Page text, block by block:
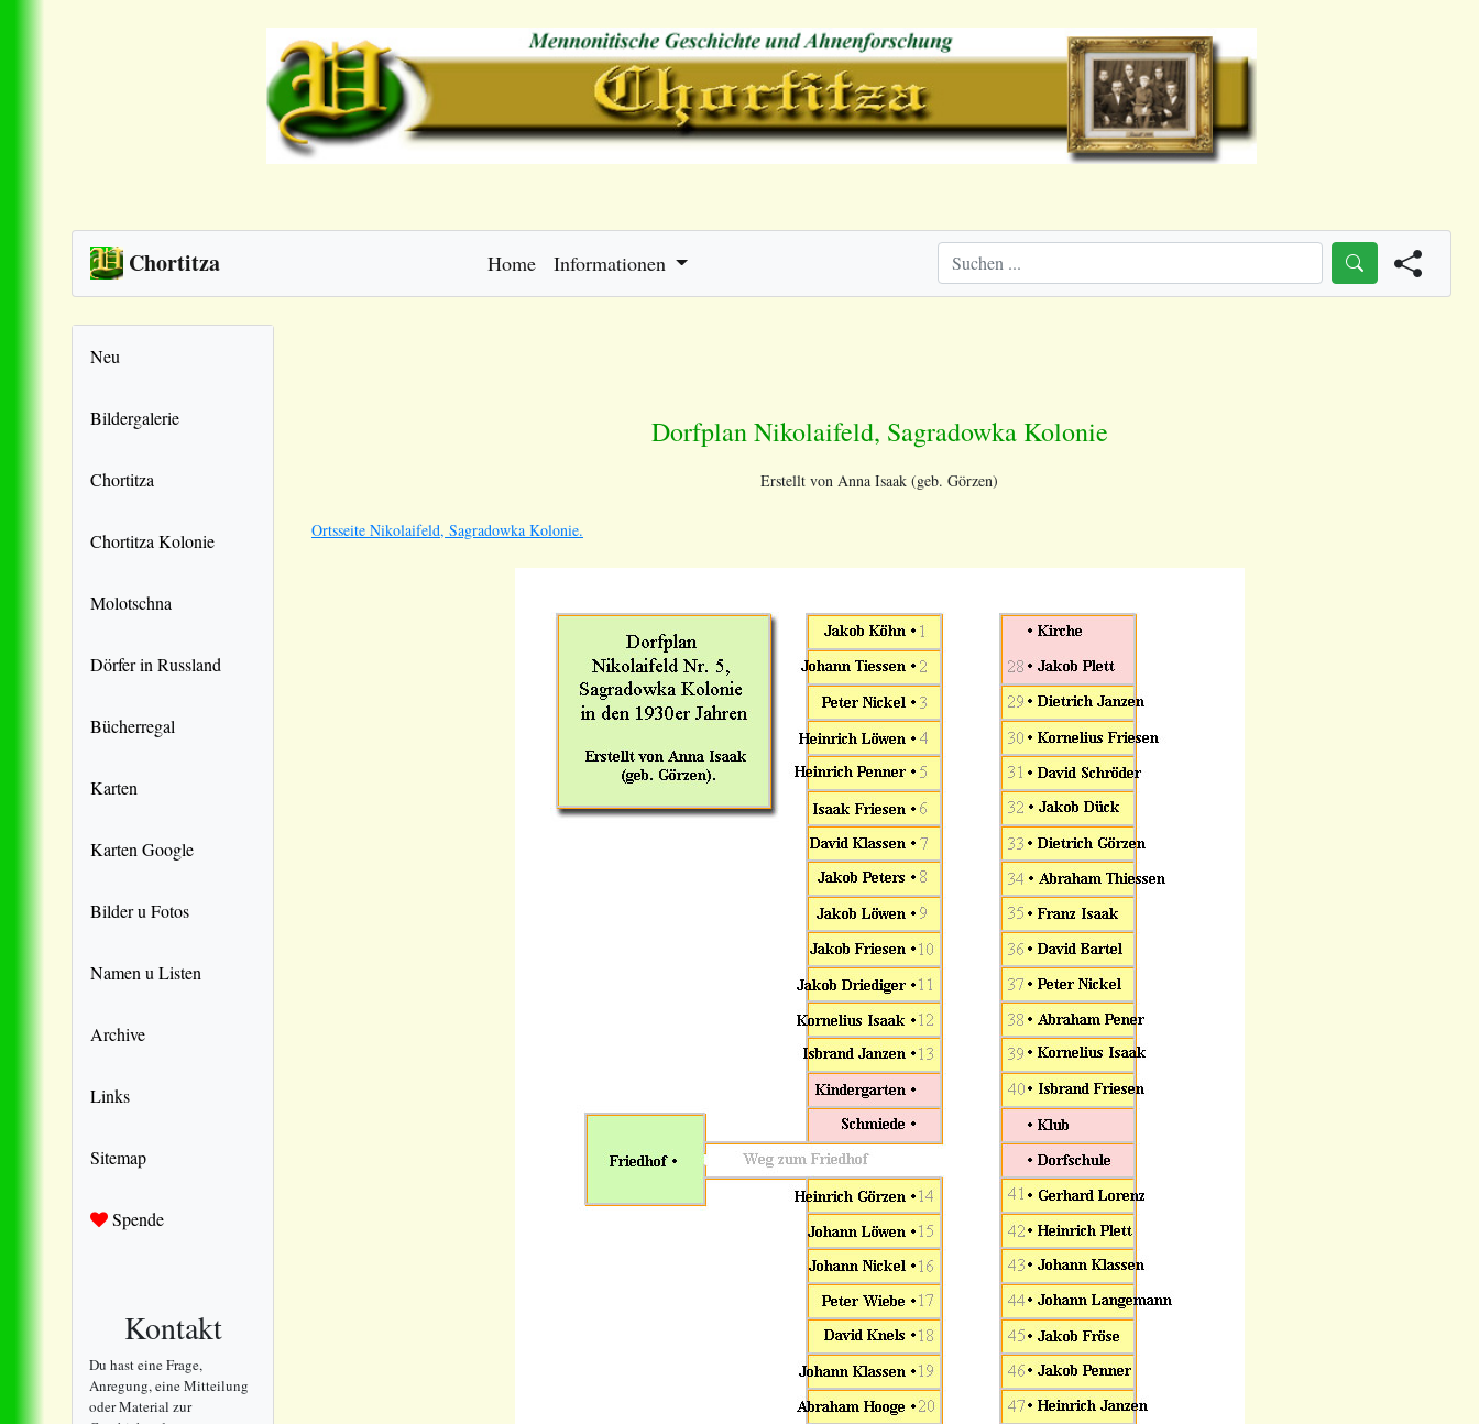
Chortitza Home Informationen
Neu
Bildergalerie
Chortitza
Chortitza Kolonie
Molotschna
Dörfer in Russland
Bücherregal
Karten
Karten Google
Bilder u Fotos
Namen u Listen
Archive
Links
Sitemap
Spende
Kontakt
Du hast eine Frage,
Anregung, eine Mitteilung
oder Material zur
Dorfplan Nikolaifeld, Sagradowka Kolonie
Erstellt von Anna Isaak (geb. Görzen)
Ortsseite Nikolaifeld, Sagradowka Kolonie.